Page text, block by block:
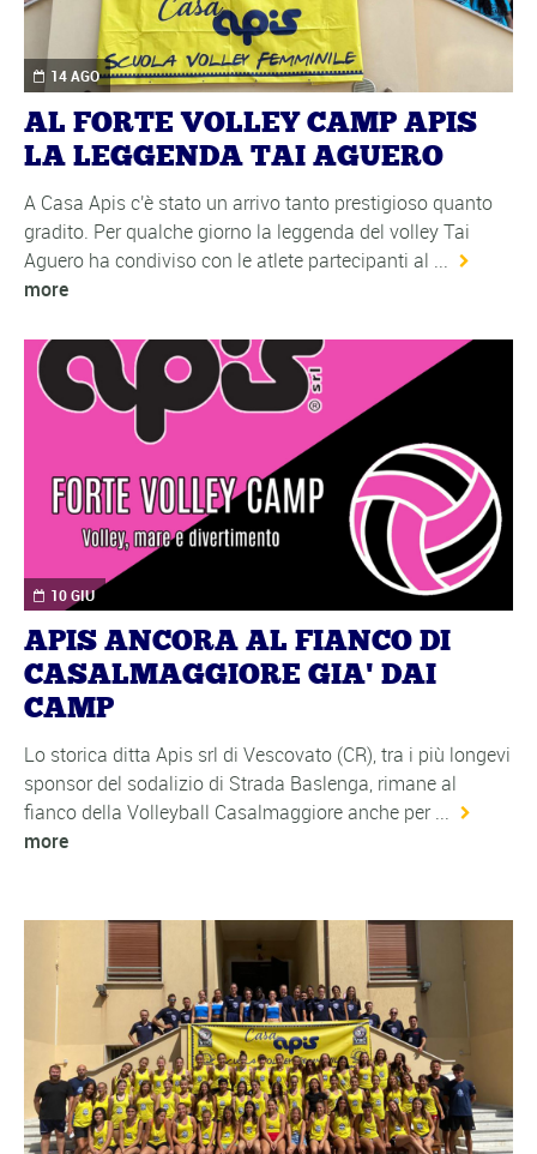
14 AGO
AL FORTE VOLLEY CAMP APIS
LA LEGGENDA TAI AGUERO
A Casa Apis c'è stato un arrivo tanto prestigioso quanto
gradito. Per qualche giorno la leggenda del volley Tai
Aguero ha condiviso con le atlete partecipanti al ...
more
10 GIU
APIS ANCORA AL FIANCO DI
CASALMAGGIORE GIA' DAI
CAMP
Lo storica ditta Apis srl di Vescovato (CR), tra i più longevi
sponsor del sodalizio di Strada Baslenga, rimane al
fianco della Volleyball Casalmaggiore anche per ...
more